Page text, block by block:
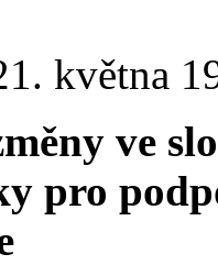
května
ve
pro